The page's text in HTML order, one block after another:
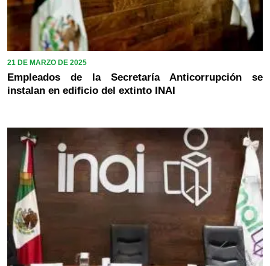
21 DE MARZO DE 2025
Empleados de la Secretaría Anticorrupción se
instalan en edificio del extinto INAI